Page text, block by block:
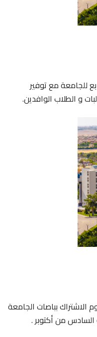
للجامعة مع توفير
و الطلاب الوافدين.
بباصات الجامعة
السادس من أكتوبر .